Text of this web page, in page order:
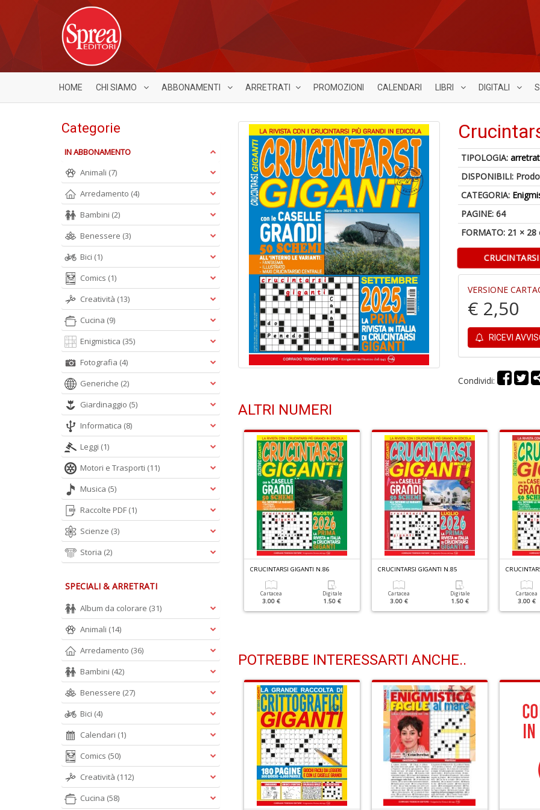
HOME CHI SIAMO ABBONAMENTI ARRETRATI PROMOZIONI CALENDARI LIBRI DIGITALI
TIPOLOGIA:
DISPONIBILI:
CATEGORIA:
PAGINE: 64
FORMATO: 21 × 28
VERSIONE
€ 2,50
RICEVI
Condividi:
ALTRI NUMERI
CRUCINTARSI GIGANTI N.86
Cartacea
3.00 €
Digitale
1.50 €
CRUCINTARSI GIGANTI N.85
Cartacea
3.00 €
Digitale
1.50 €
Cartacea
3.00 €
POTREBBE INTERESSARTI ANCHE..
Categorie
IN ABBONAMENTO
Animali (7)
Arredamento (4)
Bambini (2)
Benessere (3)
Bici (1)
Comics (1)
Creatività (13)
Cucina (9)
Enigmistica (35)
Fotografia (4)
Generiche (2)
Giardinaggio (5)
Informatica (8)
Leggi (1)
Motori e Trasporti (11)
Musica (5)
Raccolte PDF (1)
Scienze (3)
Storia (2)
SPECIALI & ARRETRATI
Album da colorare (31)
Animali (14)
Arredamento (36)
Bambini (42)
Benessere (27)
Bici (4)
Calendari (1)
Comics (50)
Creatività (112)
Cucina (58)